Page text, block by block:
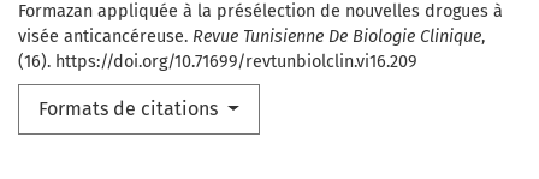
Formazan appliquée à la présélection de nouvelles drogues à
visée anticancéreuse. Revue Tunisienne De Biologie Clinique,
(16). https://doi.org/10.71699/revtunbiolclin.vi16.209
Formats de citations